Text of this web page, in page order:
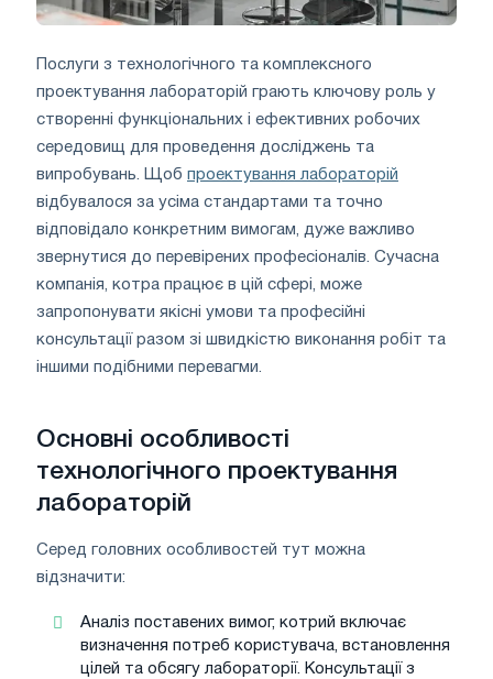
Послуги з технологічного та комплексного
проектування лабораторій грають ключову роль у
створенні функціональних і ефективних робочих
середовищ для проведення досліджень та
випробувань. Щоб проектування лабораторій
відбувалося за усіма стандартами та точно
відповідало конкретним вимогам, дуже важливо
звернутися до перевірених професіоналів. Сучасна
компанія, котра працює в цій сфері, може
запропонувати якісні умови та професійні
консультації разом зі швидкістю виконання робіт та
іншими подібними перевагми.
Основні особливості
технологічного проектування
лабораторій
Серед головних особливостей тут можна
відзначити:
Аналіз поставених вимог, котрий включає
визначення потреб користувача, встановлення
цілей та обсягу лабораторії. Консультації з